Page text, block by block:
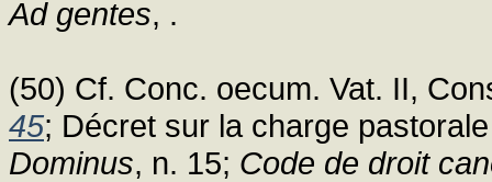
Ad gentes, .
(50) Cf. Conc. oecum. Vat. II,
45; Décret sur la charge
Dominus, n. 15; Code de droit